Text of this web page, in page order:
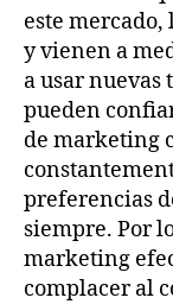
este
y vienen a
a usar nuevas
pueden
de marketing
preferencias
siempre. Por
marketing
complacer al